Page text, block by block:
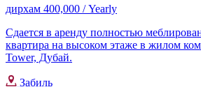
дирхам 400,000 /Yearly
Сдается в аренду полностью
квартира на высоком этаже в жилом
Tower, Дубай.
Забиль